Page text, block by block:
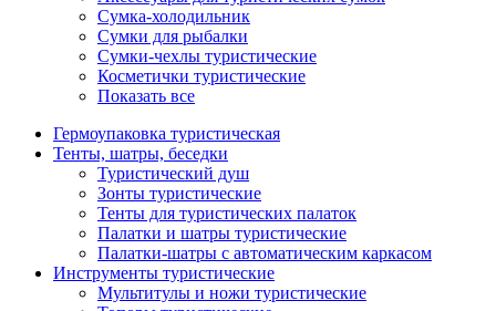
Сумка-холодильник
Сумки для рыбалки
Сумки-чехлы туристические
Косметички туристические
Показать все
Гермоупаковка туристическая
Тенты, шатры, беседки
Туристический душ
Зонты туристические
Тенты для туристических палаток
Палатки и шатры туристические
Палатки-шатры с автоматическим каркасом
Инструменты туристические
Мультитулы и ножи туристические